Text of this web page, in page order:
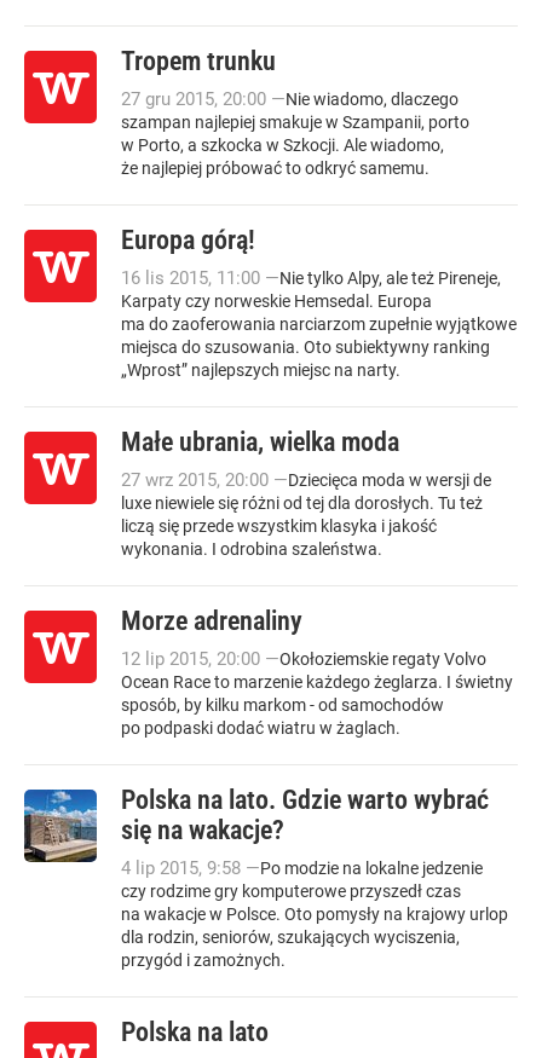
Tropem trunku
27 gru 2015, 20:00 —Nie wiadomo, dlaczego
szampan najlepiej smakuje w Szampanii, porto
w Porto, a szkocka w Szkocji. Ale wiadomo,
że najlepiej próbować to odkryć samemu.
Europa górą!
16 lis 2015, 11:00 —Nie tylko Alpy, ale też Pireneje,
Karpaty czy norweskie Hemsedal. Europa
ma do zaoferowania narciarzom zupełnie wyjątkowe
miejsca do szusowania. Oto subiektywny ranking
„Wprost” najlepszych miejsc na narty.
Małe ubrania, wielka moda
27 wrz 2015, 20:00 —Dziecięca moda w wersji de
luxe niewiele się różni od tej dla dorosłych. Tu też
liczą się przede wszystkim klasyka i jakość
wykonania. I odrobina szaleństwa.
Morze adrenaliny
12 lip 2015, 20:00 —Okołoziemskie regaty Volvo
Ocean Race to marzenie każdego żeglarza. I świetny
sposób, by kilku markom - od samochodów
po podpaski dodać wiatru w żaglach.
Polska na lato. Gdzie warto wybrać
się na wakacje?
4 lip 2015, 9:58 —Po modzie na lokalne jedzenie
czy rodzime gry komputerowe przyszedł czas
na wakacje w Polsce. Oto pomysły na krajowy urlop
dla rodzin, seniorów, szukających wyciszenia,
przygód i zamożnych.
Polska na lato